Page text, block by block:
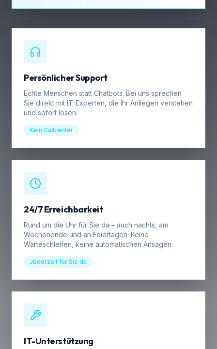
Persönlicher Support
Echte Menschen statt Chatbots. Bei uns sprechen
Sie direkt mit IT-Experten, die Ihr Anliegen verstehen
und sofort lösen.
Kein Callcenter
24/7 Erreichbarkeit
Rund um die Uhr für Sie da – auch nachts, am
Wochenende und an Feiertagen. Keine
Warteschleifen, keine automatischen Ansagen.
Jederzeit für Sie da
IT-Unterstützung